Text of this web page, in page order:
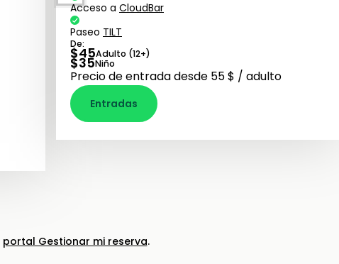
Acceso a CloudBar
Paseo TILT
De:
$45Adulto (12+)
$35Niño
Precio de entrada desde 55 $ / adulto
Entradas
portal Gestionar mi reserva.